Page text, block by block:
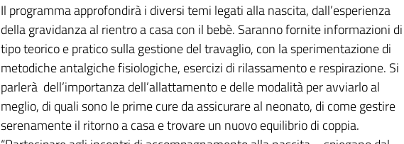
Il programma approfondirà i diversi temi legati alla nascita, dall’esperienza
della gravidanza al rientro a casa con il bebè. Saranno fornite informazioni di
tipo teorico e pratico sulla gestione del travaglio, con la sperimentazione di
metodiche antalgiche fisiologiche, esercizi di rilassamento e respirazione. Si
parlerà dell’importanza dell’allattamento e delle modalità per avviarlo al
meglio, di quali sono le prime cure da assicurare al neonato, di come gestire
serenamente il ritorno a casa e trovare un nuovo equilibrio di coppia.